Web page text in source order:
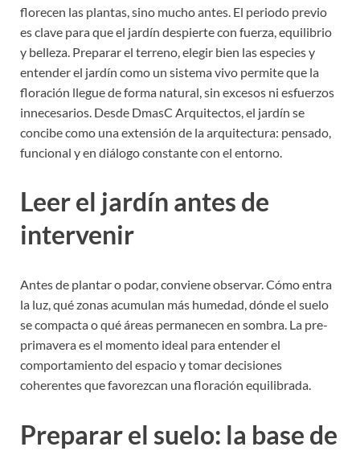
florecen las plantas, sino mucho antes. El periodo previo
es clave para que el jardín despierte con fuerza, equilibrio
y belleza. Preparar el terreno, elegir bien las especies y
entender el jardín como un sistema vivo permite que la
floración llegue de forma natural, sin excesos ni esfuerzos
innecesarios. Desde DmasC Arquitectos, el jardín se
concibe como una extensión de la arquitectura: pensado,
funcional y en diálogo constante con el entorno.
Leer el jardín antes de
intervenir
Antes de plantar o podar, conviene observar. Cómo entra
la luz, qué zonas acumulan más humedad, dónde el suelo
se compacta o qué áreas permanecen en sombra. La pre-
primavera es el momento ideal para entender el
comportamiento del espacio y tomar decisiones
coherentes que favorezcan una floración equilibrada.
Preparar el suelo: la base de